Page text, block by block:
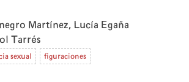
Martínez, Lucía Egaña
Tarrés
sexual figuraciones